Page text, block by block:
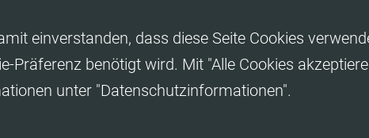
einverstanden, dass diese Seite Cookies
Präferenz benötigt wird. Mit "Alle Cookies
unter "Datenschutzinformationen".